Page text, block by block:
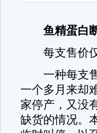
鱼精蛋白断
每支售价仅
一种每支售
一个多月来却
家停产，又没
缺货的情况。